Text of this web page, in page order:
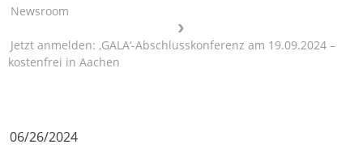
Newsroom
Jetzt anmelden: ‚GALA‘-Abschlusskonferenz am 19.09.2024 –
kostenfrei in Aachen
06/26/2024